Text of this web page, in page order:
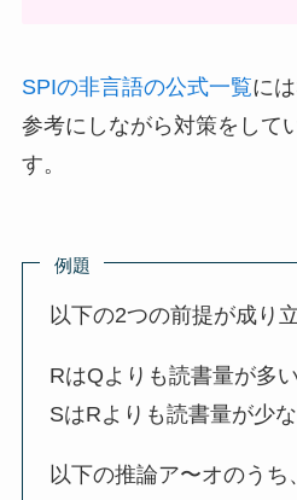
SPIの非言語の公式一覧に
参考にしながら対策をして
す。
例題
以下の2つの前提が成り
RはQよりも読書量が多い
SはRよりも読書量が少な
以下の推論ア〜オのう